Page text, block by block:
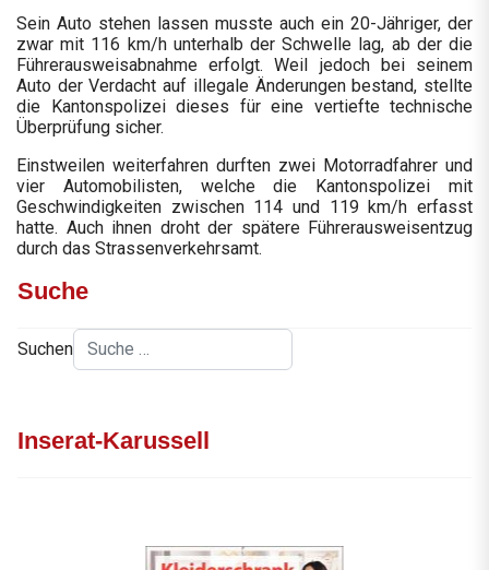
Sein Auto stehen lassen musste auch ein 20-Jähriger, der
zwar mit 116 km/h unterhalb der Schwelle lag, ab der die
Führerausweisabnahme erfolgt. Weil jedoch bei seinem
Auto der Verdacht auf illegale Änderungen bestand, stellte
die Kantonspolizei dieses für eine vertiefte technische
Überprüfung sicher.
Einstweilen weiterfahren durften zwei Motorradfahrer und
vier Automobilisten, welche die Kantonspolizei mit
Geschwindigkeiten zwischen 114 und 119 km/h erfasst
hatte. Auch ihnen droht der spätere Führerausweisentzug
durch das Strassenverkehrsamt.
Suche
Suchen
Inserat-Karussell